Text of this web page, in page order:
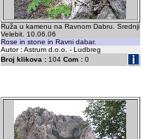
Ruža u kamenu na Ravnom Dabru. Srednji
Velebit. 10.06.06
Rose in stone in Ravni dabar.
Autor : Astrum d.o.o. - Ludbreg
Broj klikova :104 Com :0